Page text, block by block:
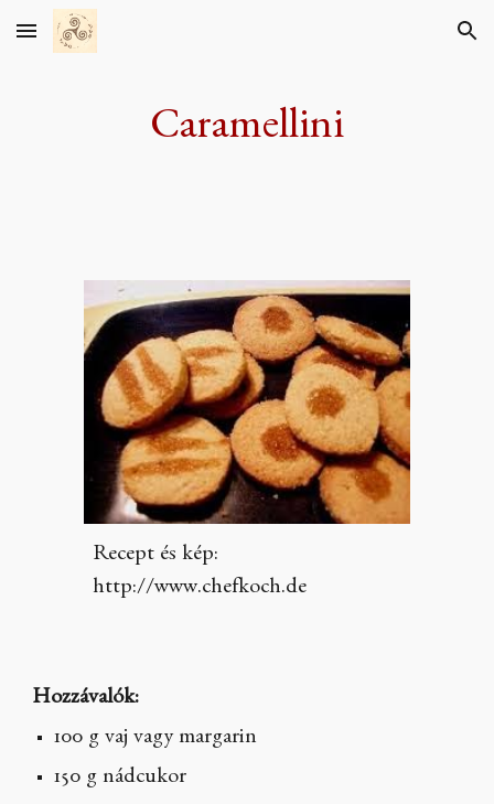
Skip to main content Skip to navigation
Caramellini
Recept és kép:
http://www.chefkoch.de
Hozzávalók:
100 g vaj vagy margarin
150 g nádcukor